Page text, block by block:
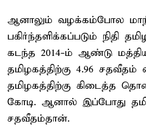
ஆனாலும் வழக்கம்போல
பகிர்ந்தளிக்கப்படும் நிதி
கடந்த 2014-ம் ஆண்டு
தமிழகத்திற்கு 4.96
தமிழகத்திற்கு கிடைத்த
கோடி. ஆனால் இப்போது
சதவீதம்தான்.